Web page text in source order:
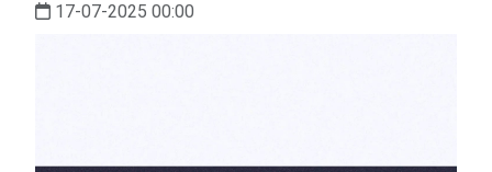
17-07-2025 00:00